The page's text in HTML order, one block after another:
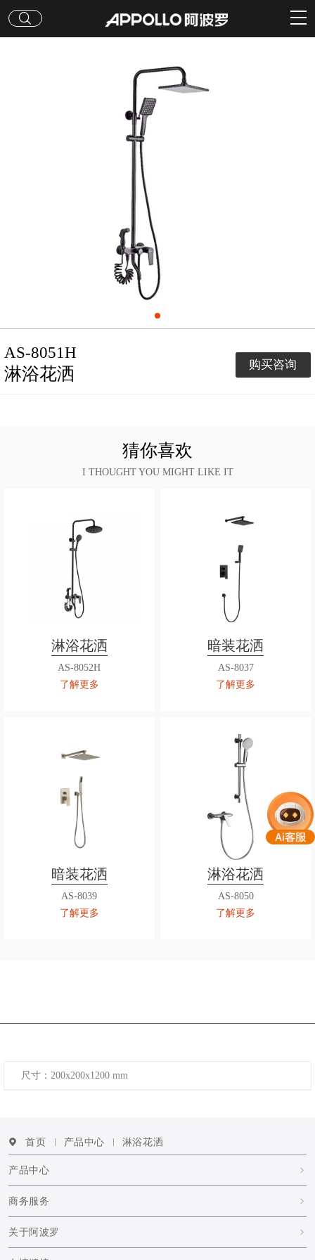
AS-8051H
淋浴花洒 购买咨询
猜你喜欢
I THOUGHT YOU MIGHT LIKE IT
淋浴花洒
AS-8052H
了解更多
暗装花洒
AS-8037
了解更多
暗装花洒
AS-8039
了解更多
淋浴花洒
AS-8050
了解更多
尺寸：200x200x1200 mm
首页 产品中心 淋浴花洒
产品中心
商务服务
关于阿波罗